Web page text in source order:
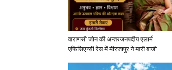
वाराणसी जोन की अन्तरजनपदीय एलार्म
एफिसिएन्सी रेस में मीरजापुर ने मारी बाजी